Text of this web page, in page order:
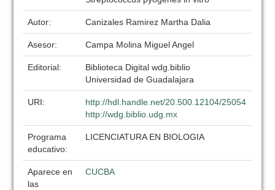
Autor: Canizales Ramirez Martha Dalia
Asesor: Campa Molina Miguel Angel
Editorial:
Biblioteca Digital wdg.biblio
Universidad de Guadalajara
URI:
http://hdl.handle.net/20.500.12104/25054
http://wdg.biblio.udg.mx
Programa
educativo:
LICENCIATURA EN BIOLOGIA
Aparece en
las
CUCBA